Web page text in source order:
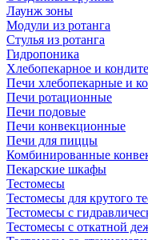
Лаунж зоны
Модули из ротанга
Стулья из ротанга
Гидропоника
Хлебопекарное и
Печи хлебопекарные и
Печи ротационные
Печи подовые
Печи конвекционные
Печи для пиццы
Комбинированные
Пекарские шкафы
Тестомесы
Тестомесы для крутого
Тестомесы с
Тестомесы с откатной